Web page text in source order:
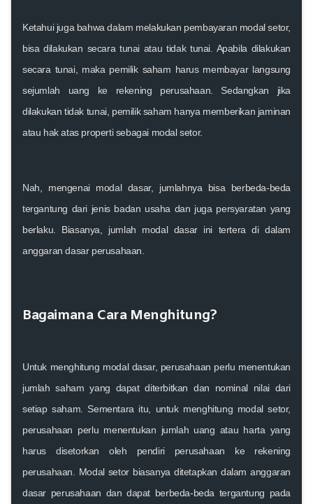
Ketahui juga bahwa dalam melakukan pembayaran modal setor,
bisa dilakukan secara tunai atau tidak tunai. Apabila dilakukan
secara tunai, maka pemilik saham harus membayar langsung
sejumlah uang ke rekening perusahaan. Sedangkan jika
dilakukan tidak tunai, pemilik saham hanya memberikan jaminan
atau hak atas properti sebagai modal setor.
Nah, mengenai modal dasar, jumlahnya bisa berbeda-beda
tergantung dari jenis badan usaha dan juga persyaratan yang
berlaku. Biasanya, jumlah modal dasar ini tertera di dalam
anggaran dasar perusahaan.
Bagaimana Cara Menghitung?
Untuk menghitung modal dasar, perusahaan perlu menentukan
jumlah saham yang dapat diterbitkan dan nominal nilai dari
setiap saham. Sementara itu, untuk menghitung modal setor,
perusahaan perlu menentukan jumlah uang atau harta yang
harus disetorkan oleh pendiri perusahaan ke rekening
perusahaan. Modal setor biasanya ditetapkan dalam anggaran
dasar perusahaan dan dapat berbeda-beda tergantung pada